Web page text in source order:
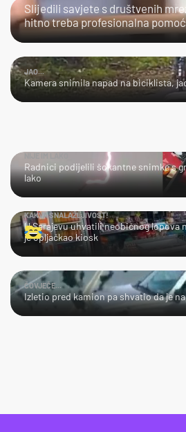
Slijedili savjete s društvenih
hitno treba profesionalna pomoć
JAO...
Kamera snimila napad na biciklista,
Radnici podijelili šokantne snimke s
lako
KAKVA SNALAŽLJIVOST!
U Sarajevu uhvatili neobičnog lopova
je opljačkao kiosk
ČOVJEČE...
Izletio pred kamion pa shvatio da je